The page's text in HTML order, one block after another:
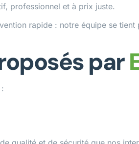
professionnel et à prix juste.
rapide : notre équipe se tient
par